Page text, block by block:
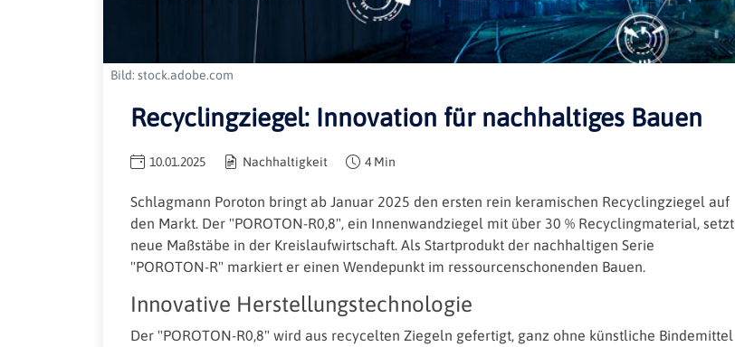
Bild: stock.adobe.com
Recyclingziegel: Innovation für nachhaltiges Bauen
10.01.2025 Nachhaltigkeit 4 Min
Schlagmann Poroton bringt ab Januar 2025 den ersten rein keramischen Recyclingziegel auf
den Markt. Der "POROTON-R0,8", ein Innenwandziegel mit über 30 % Recyclingmaterial, setzt
neue Maßstäbe in der Kreislaufwirtschaft. Als Startprodukt der nachhaltigen Serie
"POROTON-R" markiert er einen Wendepunkt im ressourcenschonenden Bauen.
Innovative Herstellungstechnologie
Der "POROTON-R0,8" wird aus recycelten Ziegeln gefertigt, ganz ohne künstliche Bindemittel